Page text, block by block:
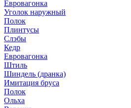
Евровагонка
Уголок наружный
Полок
Плинтусы
Слэбы
Кедр
Евровагонка
Штиль
Шиндель (дранка)
Имитация бруса
Полок
Ольха